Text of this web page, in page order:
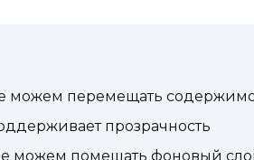
можем перемещать
прозрачность
можем помещать фоновый